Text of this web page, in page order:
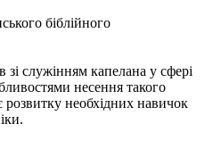
біблійного
зі служінням капелана у сфері
несення такого
необхідних навичок